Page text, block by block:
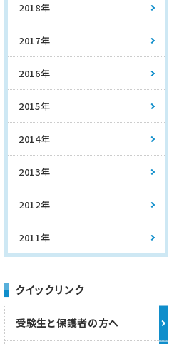
2018年
2017年
2016年
2015年
2014年
2013年
2012年
2011年
クイックリンク
受験生と保護者の方へ